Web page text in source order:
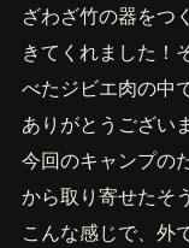
ざわざ竹の器をつ
きてくれました！
べたジビエ肉の中
ありがとうござい
今回のキャンプの
から取り寄せたそう
こんな感じで、外